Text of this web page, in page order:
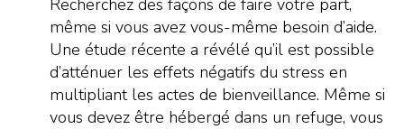
Recherchez des façons de faire votre part,
même si vous avez vous-même besoin d’aide.
Une étude récente a révélé qu’il est possible
d’atténuer les effets négatifs du stress en
multipliant les actes de bienveillance. Même si
vous devez être hébergé dans un refuge, vous